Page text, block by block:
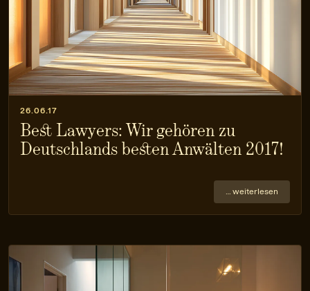
26.06.17
Best Lawyers: Wir gehören zu
Deutschlands besten Anwälten 2017!
… weiterlesen